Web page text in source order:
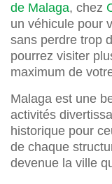
de Malaga, chez
un véhicule pour
sans perdre trop
pourrez visiter
maximum de
Malaga est une
activités
historique pour
de chaque
devenue la ville